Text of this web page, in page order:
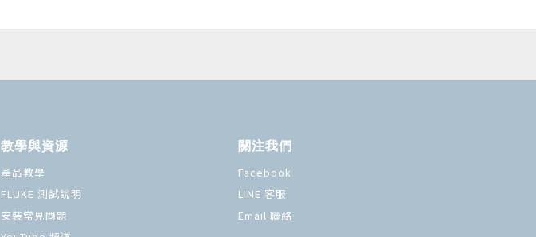
教學與資源
產品教學
FLUKE 測試說明
安裝常見問題
關注我們
Facebook
LINE 客服
Email 聯絡